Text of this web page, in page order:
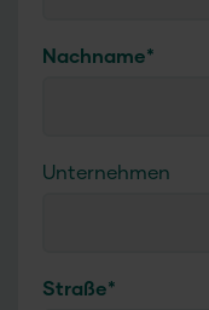
Nachname*
Unternehmen
Straße*